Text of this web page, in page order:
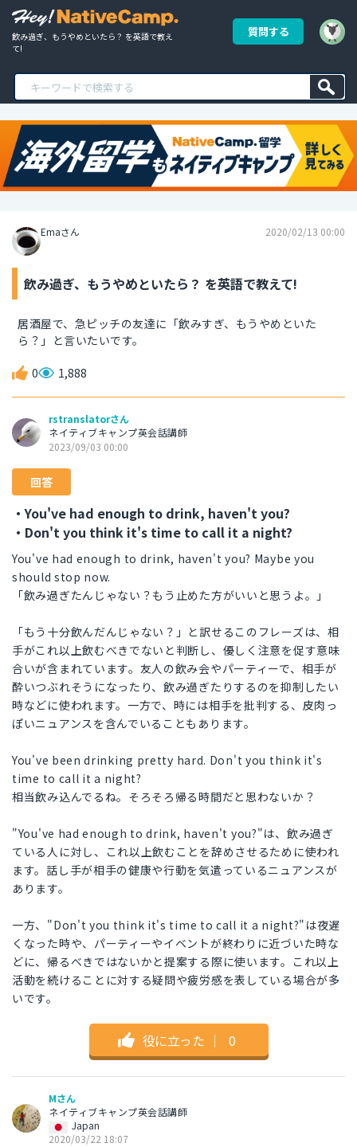
飲み過ぎ、もうやめといたら？ を英語で教え
て!
質問する
Emaさん 2020/02/13 00:00
飲み過ぎ、もうやめといたら？ を英語で教えて!
居酒屋で、急ピッチの友達に「飲みすぎ、もうやめといた
ら？」と言いたいです。
0 1,888
rstranslatorさん
ネイティブキャンプ英会話講師
2023/09/03 00:00
回答
・You've had enough to drink, haven't you?
・Don't you think it's time to call it a night?
You've had enough to drink, haven't you? Maybe you
should stop now.
「飲み過ぎたんじゃない？もう止めた方がいいと思うよ。」
「もう十分飲んだんじゃない？」と訳せるこのフレーズは、相
手がこれ以上飲むべきでないと判断し、優しく注意を促す意味
合いが含まれています。友人の飲み会やパーティーで、相手が
酔いつぶれそうになったり、飲み過ぎたりするのを抑制したい
時などに使われます。一方で、時には相手を批判する、皮肉っ
ぽいニュアンスを含んでいることもあります。
You've been drinking pretty hard. Don't you think it's
time to call it a night?
相当飲み込んでるね。そろそろ帰る時間だと思わないか？
"You've had enough to drink, haven't you?"は、飲み過ぎ
ている人に対し、これ以上飲むことを辞めさせるために使われ
ます。話し手が相手の健康や行動を気遣っているニュアンスが
あります。
一方、"Don't you think it's time to call it a night?"は夜遅
くなった時や、パーティーやイベントが終わりに近づいた時な
どに、帰るべきではないかと提案する際に使います。これ以上
活動を続けることに対する疑問や疲労感を表している場合が多
いです。
役に立った ｜ 0
Mさん
ネイティブキャンプ英会話講師
Japan
2020/03/22 18:07